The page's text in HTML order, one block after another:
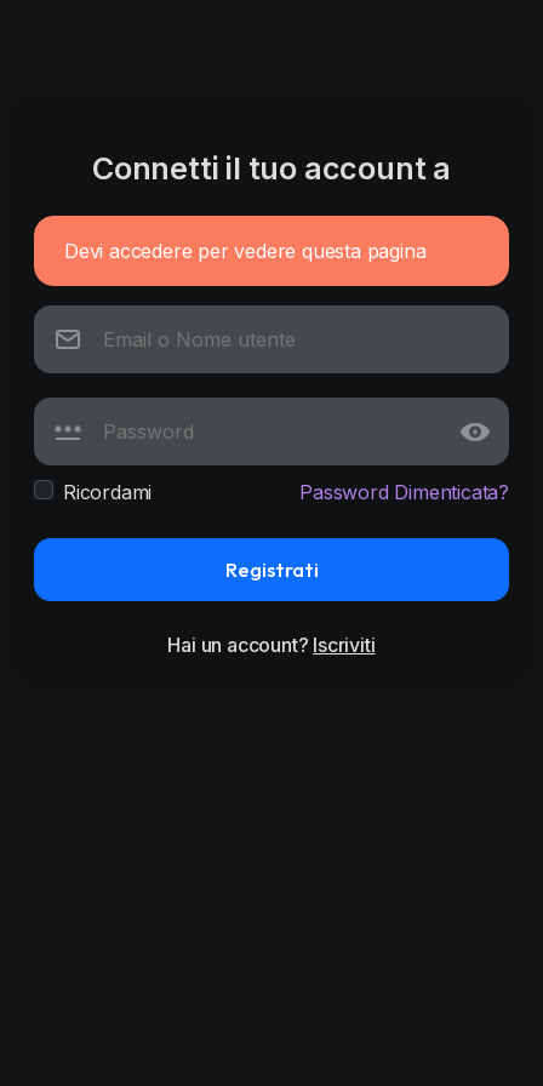
Connetti il tuo account a
Devi accedere per vedere questa pagina
Ricordami Password Dimenticata?
Registrati
Hai un account? Iscriviti